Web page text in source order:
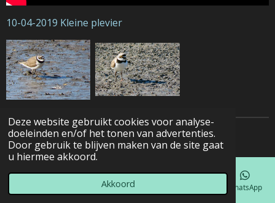
Deze website gebruikt cookies voor analyse-
doeleinden en/of het tonen van advertenties.
Door gebruik te blijven maken van de site gaat
u hiermee akkoord.
Akkoord
10-04-2019 Kleine plevier
© 2022 - 2026 Natuurfotografie
Telefoonnummer WhatsApp